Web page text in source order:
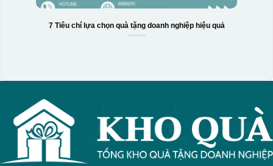
7 Tiêu chí lựa chọn quà tặng doanh nghiệp hiệu quả